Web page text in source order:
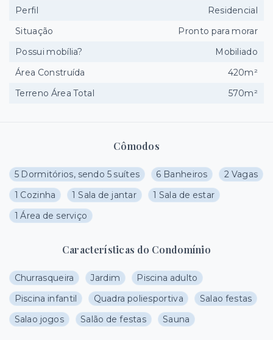
Cômodos
5 Dormitórios, sendo 5 suítes 6 Banheiros
2 Vagas
1 Cozinha
1 Sala de jantar
1 Sala de estar
1 Área de serviço
Características do Condomínio
Churrasqueira Jardim
Piscina adulto
Piscina infantil
Quadra poliesportiva
Salao festas
Salao jogos
Salão de festas Sauna
Perfil
Residencial
Situação
Pronto para morar
Possui mobília?
Mobiliado
Área Construída
420m²
Terreno Área Total
570m²